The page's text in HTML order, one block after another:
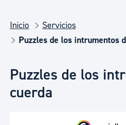
Inicio
Servicios
Puzzles de los intrumentos
Puzzles de los
cuerda